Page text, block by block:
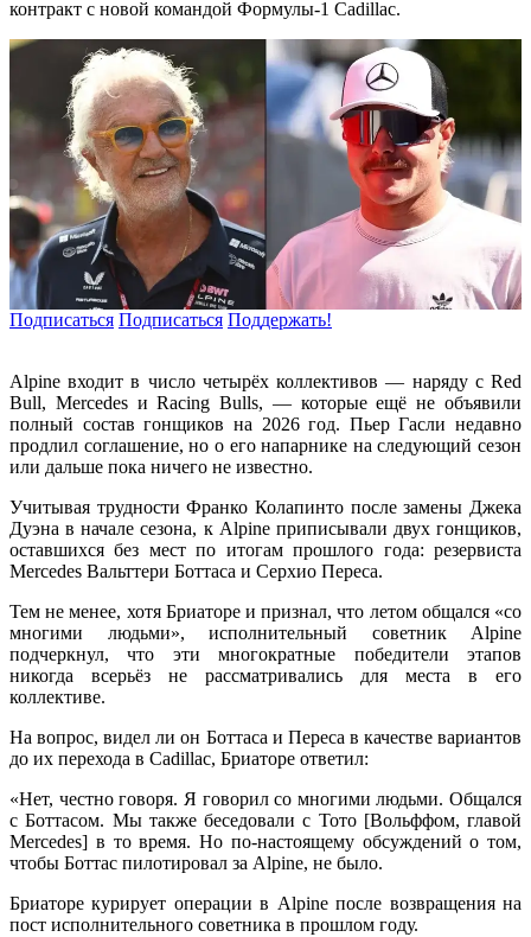
контракт с новой командой Формулы-1 Cadillac.
Подписаться Подписаться Поддержать!
Alpine входит в число четырёх коллективов — наряду с Red
Bull, Mercedes и Racing Bulls, — которые ещё не объявили
полный состав гонщиков на 2026 год. Пьер Гасли недавно
продлил соглашение, но о его напарнике на следующий сезон
или дальше пока ничего не известно.
Учитывая трудности Франко Колапинто после замены Джека
Дуэна в начале сезона, к Alpine приписывали двух гонщиков,
оставшихся без мест по итогам прошлого года: резервиста
Mercedes Вальттери Боттаса и Серхио Переса.
Тем не менее, хотя Бриаторе и признал, что летом общался «со
многими людьми», исполнительный советник Alpine
подчеркнул, что эти многократные победители этапов
никогда всерьёз не рассматривались для места в его
коллективе.
На вопрос, видел ли он Боттаса и Переса в качестве вариантов
до их перехода в Cadillac, Бриаторе ответил:
«Нет, честно говоря. Я говорил со многими людьми. Общался
с Боттасом. Мы также беседовали с Тото [Вольффом, главой
Mercedes] в то время. Но по-настоящему обсуждений о том,
чтобы Боттас пилотировал за Alpine, не было.
Бриаторе курирует операции в Alpine после возвращения на
пост исполнительного советника в прошлом году.